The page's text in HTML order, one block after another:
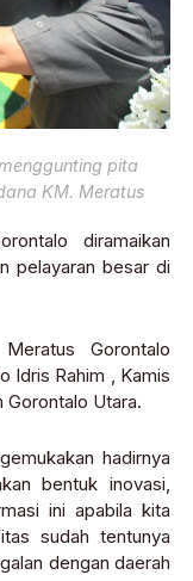
pita
KM. Meratus
diramaikan
pelayaran besar di
Gorontalo
Idris Rahim , Kamis
Utara.
hadirnya
bentuk inovasi,
ini apabila kita
sudah tentunya
dengan daerah